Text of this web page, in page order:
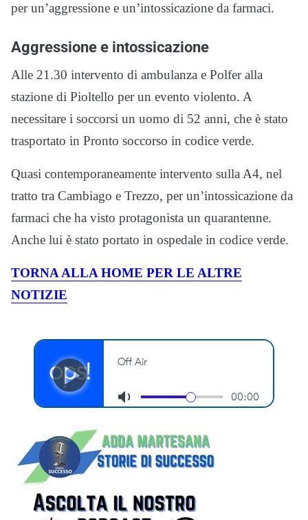
per un’aggressione e un’intossicazione da farmaci.
Aggressione e intossicazione
Alle 21.30 intervento di ambulanza e Polfer alla
stazione di Pioltello per un evento violento. A
necessitare i soccorsi un uomo di 52 anni, che è stato
trasportato in Pronto soccorso in codice verde.
Quasi contemporaneamente intervento sulla A4, nel
tratto tra Cambiago e Trezzo, per un’intossicazione da
farmaci che ha visto protagonista un quarantenne.
Anche lui è stato portato in ospedale in codice verde.
TORNA ALLA HOME PER LE ALTRE
NOTIZIE